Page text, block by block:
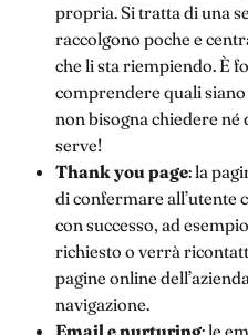
propria. Si tratta di una
raccolgono poche e
che li sta riempiendo. È
comprendere quali
non bisogna chiedere né
serve!
Thank you page: la
di confermare all’utente
con successo, ad
richiesto o verrà
pagine online
navigazione.